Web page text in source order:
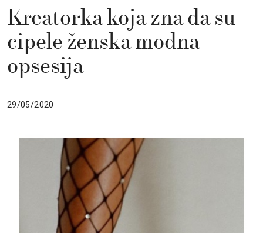
Kreatorka koja zna da su
cipele ženska modna
opsesija
29/05/2020